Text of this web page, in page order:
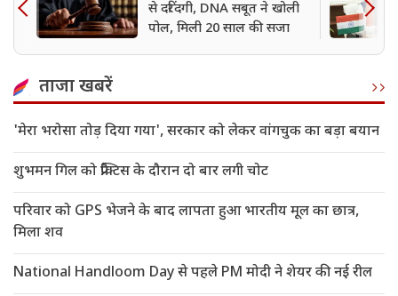
से दरिंदगी, DNA सबूत ने खोली
पोल, मिली 20 साल की सजा
ताजा खबरें
'मेरा भरोसा तोड़ दिया गया', सरकार को लेकर वांगचुक का बड़ा बयान
शुभमन गिल को प्रैक्टिस के दौरान दो बार लगी चोट
परिवार को GPS भेजने के बाद लापता हुआ भारतीय मूल का छात्र,
मिला शव
National Handloom Day से पहले PM मोदी ने शेयर की नई रील